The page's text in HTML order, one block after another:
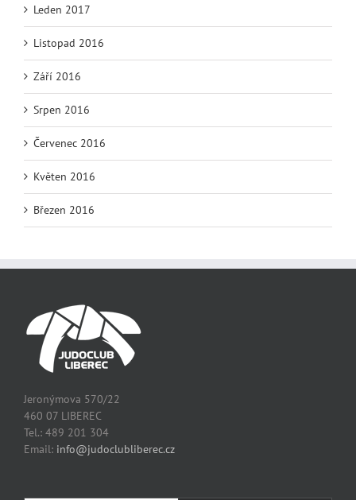
Leden 2017
Listopad 2016
Září 2016
Srpen 2016
Červenec 2016
Květen 2016
Březen 2016
Jeronýmova 570/22
460 07 LIBEREC
Tel.: 489 201 304
Email: info@judoclubliberec.cz